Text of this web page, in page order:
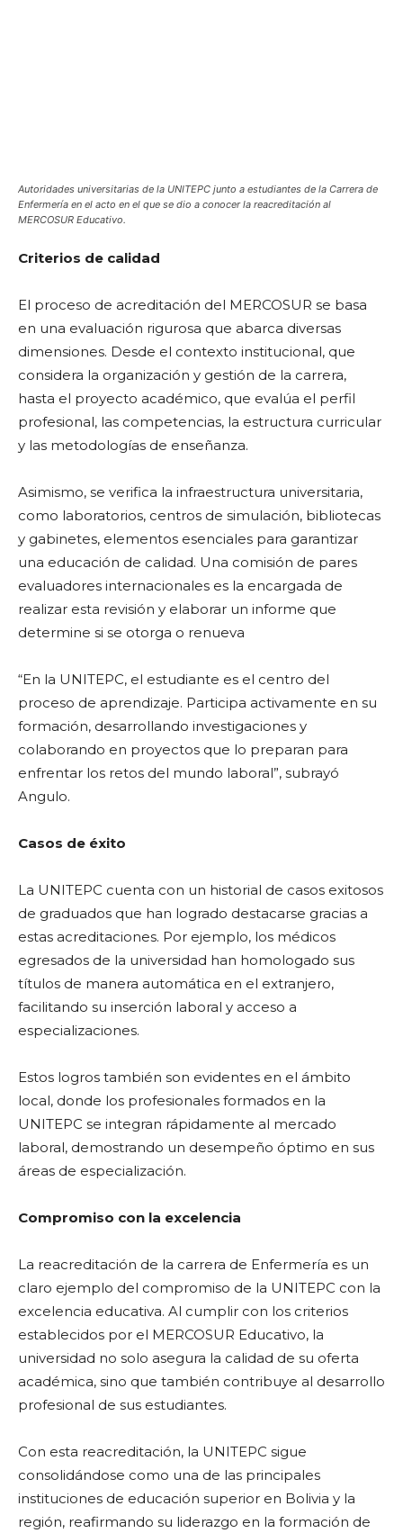
Autoridades universitarias de la UNITEPC junto a estudiantes de la Carrera de
Enfermería en el acto en el que se dio a conocer la reacreditación al
MERCOSUR Educativo.
Criterios de calidad
El proceso de acreditación del MERCOSUR se basa
en una evaluación rigurosa que abarca diversas
dimensiones. Desde el contexto institucional, que
considera la organización y gestión de la carrera,
hasta el proyecto académico, que evalúa el perfil
profesional, las competencias, la estructura curricular
y las metodologías de enseñanza.
Asimismo, se verifica la infraestructura universitaria,
como laboratorios, centros de simulación, bibliotecas
y gabinetes, elementos esenciales para garantizar
una educación de calidad. Una comisión de pares
evaluadores internacionales es la encargada de
realizar esta revisión y elaborar un informe que
determine si se otorga o renueva
“En la UNITEPC, el estudiante es el centro del
proceso de aprendizaje. Participa activamente en su
formación, desarrollando investigaciones y
colaborando en proyectos que lo preparan para
enfrentar los retos del mundo laboral”, subrayó
Angulo.
Casos de éxito
La UNITEPC cuenta con un historial de casos exitosos
de graduados que han logrado destacarse gracias a
estas acreditaciones. Por ejemplo, los médicos
egresados ​​de la universidad han homologado sus
títulos de manera automática en el extranjero,
facilitando su inserción laboral y acceso a
especializaciones.
Estos logros también son evidentes en el ámbito
local, donde los profesionales formados en la
UNITEPC se integran rápidamente al mercado
laboral, demostrando un desempeño óptimo en sus
áreas de especialización.
Compromiso con la excelencia
La reacreditación de la carrera de Enfermería es un
claro ejemplo del compromiso de la UNITEPC con la
excelencia educativa. Al cumplir con los criterios
establecidos por el MERCOSUR Educativo, la
universidad no solo asegura la calidad de su oferta
académica, sino que también contribuye al desarrollo
profesional de sus estudiantes.
Con esta reacreditación, la UNITEPC sigue
consolidándose como una de las principales
instituciones de educación superior en Bolivia y la
región, reafirmando su liderazgo en la formación de